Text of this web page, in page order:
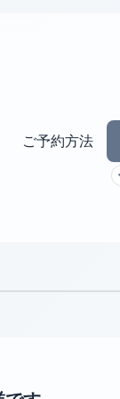
ご予約方法